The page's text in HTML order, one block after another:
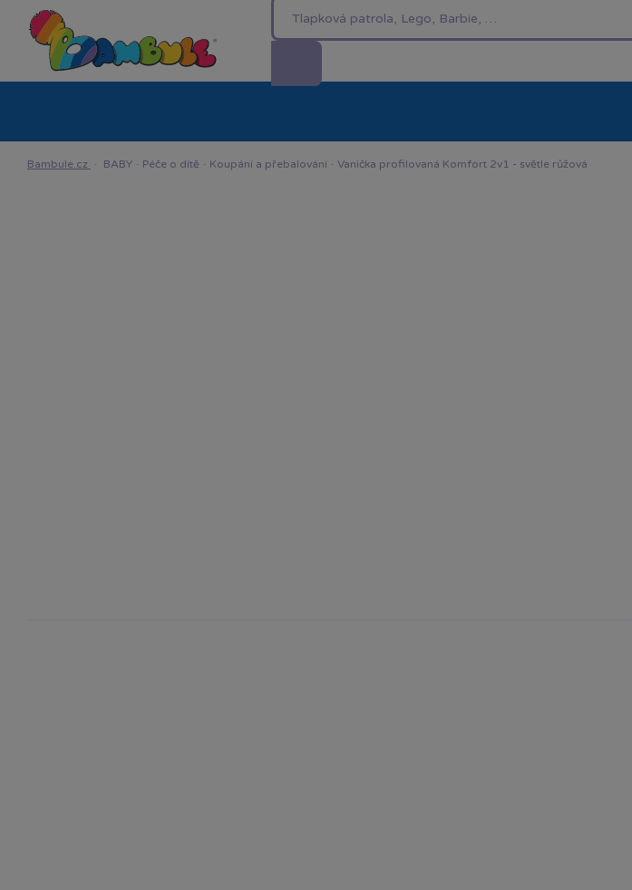
Bambule.cz · BABY · Péče o dítě · Koupání a přebalování · Vanička profilovaná Komfort 2v1 - světle růžová